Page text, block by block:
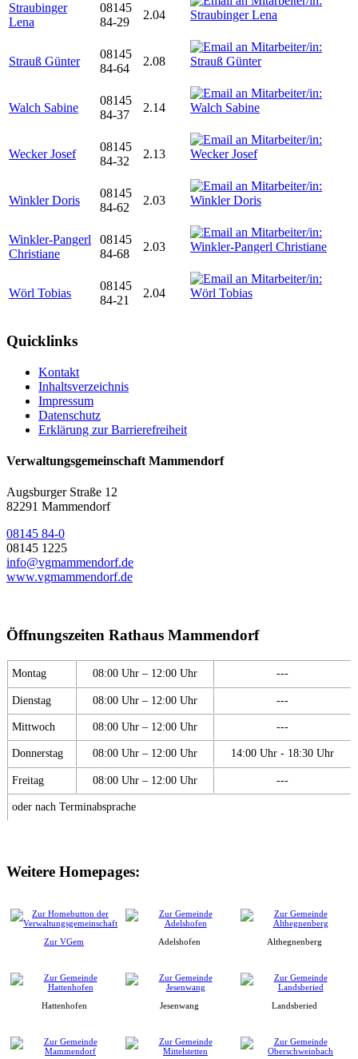
Straubinger
Lena
08145
84-29
2.04
Strauß Günter
08145
84-64
2.08
Walch Sabine
08145
84-37
2.14
Wecker Josef
08145
84-32
2.13
Winkler Doris
08145
84-62
2.03
Winkler-Pangerl
Christiane
08145
84-68
2.03
Wörl Tobias
08145
84-21
2.04
Quicklinks
Kontakt
Inhaltsverzeichnis
Impressum
Datenschutz
Erklärung zur Barrierefreiheit
Verwaltungsgemeinschaft Mammendorf
Augsburger Straße 12
82291 Mammendorf
08145 84-0
08145 1225
info@vgmammendorf.de
www.vgmammendorf.de
Öffnungszeiten Rathaus Mammendorf
Montag 08:00 Uhr – 12:00 Uhr ---
Dienstag 08:00 Uhr – 12:00 Uhr ---
Mittwoch 08:00 Uhr – 12:00 Uhr ---
Donnerstag 08:00 Uhr – 12:00 Uhr 14:00 Uhr - 18:30 Uhr
Freitag 08:00 Uhr – 12:00 Uhr ---
oder nach Terminabsprache
Weitere Homepages:
Zur VGem Adelshofen Althegnenberg
Hattenhofen Jesenwang Landsberied